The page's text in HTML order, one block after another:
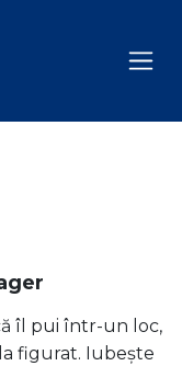
îl pui într-un loc,
figurat. Iubește